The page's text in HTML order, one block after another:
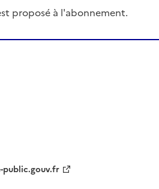
proposé à l'abonnement.
public.gouv.fr